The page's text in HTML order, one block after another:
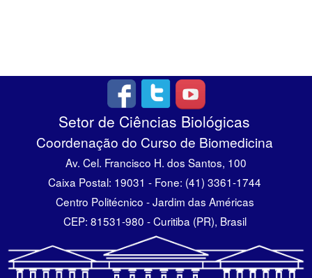
Setor de Ciências Biológicas
Coordenação do Curso de Biomedicina
Av. Cel. Francisco H. dos Santos, 100
Caixa Postal: 19031 - Fone: (41) 3361-1744
Centro Politécnico - Jardim das Américas
CEP: 81531-980 - Curitiba (PR), Brasil